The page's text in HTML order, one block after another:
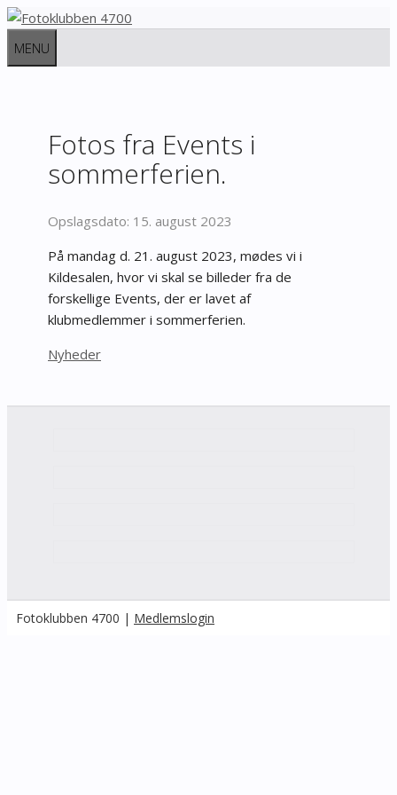
Hop
MENU
Fotos fra Events i
sommerferien.
15. august 2023
På mandag d. 21. august 2023, mødes vi i
Kildesalen, hvor vi skal se billeder fra de
forskellige Events, der er lavet af
klubmedlemmer i sommerferien.
Kategorier
Nyheder
Fotoklubben 4700 | Medlemslogin